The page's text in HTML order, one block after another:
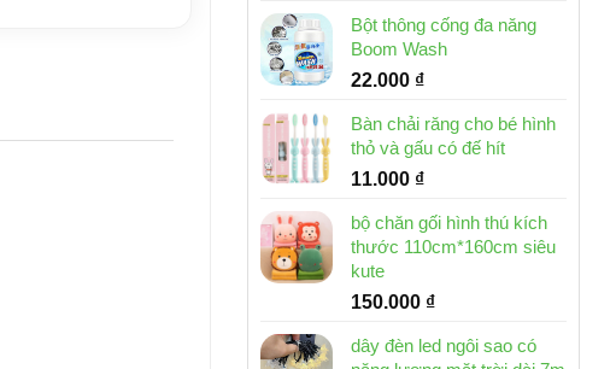
Bột thông cống đa năng
Boom Wash
22.000 ₫
Bàn chải răng cho bé hình
thỏ và gấu có đế hít
11.000 ₫
bộ chăn gối hình thú kích
thước 110cm*160cm siêu
kute
150.000 ₫
dây đèn led ngôi sao có